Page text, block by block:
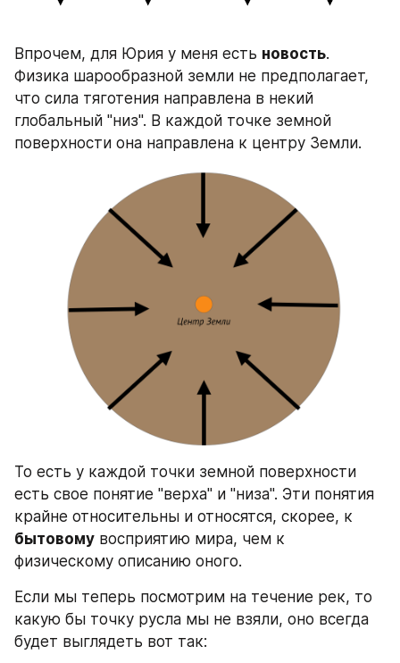
Впрочем, для Юрия у меня есть новость.
Физика шарообразной земли не предполагает,
что сила тяготения направлена в некий
глобальный "низ". В каждой точке земной
поверхности она направлена к центру Земли.
То есть у каждой точки земной поверхности
есть свое понятие "верха" и "низа". Эти понятия
бытовому восприятию мира, чем к
физическому описанию оного.
Если мы теперь посмотрим на течение рек, то
какую бы точку русла мы не взяли, оно всегда
будет выглядеть вот так: